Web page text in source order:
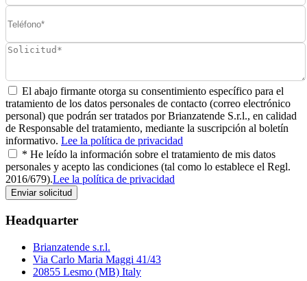
El abajo firmante otorga su consentimiento específico para el
tratamiento de los datos personales de contacto (correo electrónico
personal) que podrán ser tratados por Brianzatende S.r.l., en calidad
de Responsable del tratamiento, mediante la suscripción al boletín
informativo. Lee la política de privacidad
* He leído la información sobre el tratamiento de mis datos
personales y acepto las condiciones (tal como lo establece el Regl.
2016/679).Lee la política de privacidad
Enviar solicitud
Headquarter
Brianzatende s.r.l.
Via Carlo Maria Maggi 41/43
20855 Lesmo (MB) Italy